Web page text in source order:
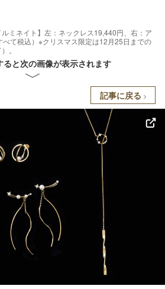
ミネイト】左：ネックレス19,440円、右：ア
べて税込）※クリスマス限定は12月25日までの
。
ると次の画像が表示されます
記事に戻る